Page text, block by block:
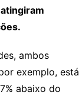
atingiram
ambos
exemplo, está
abaixo do